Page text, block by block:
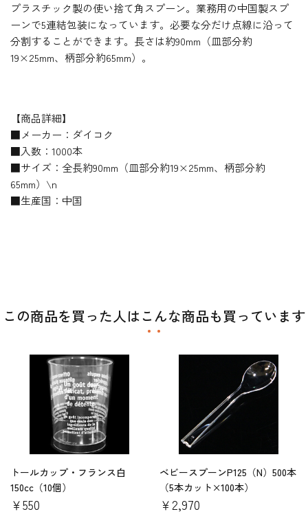
プラスチック製の使い捨て角スプーン。業務用の中国製スプ
ーンで5連結包装になっています。必要な分だけ点線に沿って
分割することができます。長さは約90mm（皿部分約
19×25mm、柄部分約65mm）。
【商品詳細】
■メーカー：ダイコク
■入数：1000本
■サイズ：全長約90mm（皿部分約19×25mm、柄部分約
65mm）\n
■生産国：中国
この商品を買った人はこんな商品も買っています
トールカップ・フランス白
150cc（10個）
￥550
ベビースプーンP125（N）500本
（5本カット×100本）
￥2,970